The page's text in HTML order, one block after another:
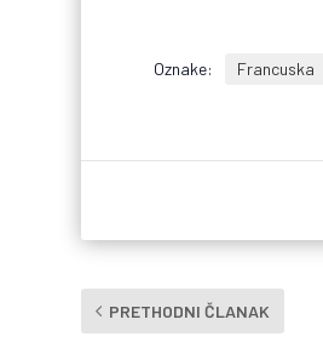
Oznake: Francuska
PRETHODNI ČLANAK